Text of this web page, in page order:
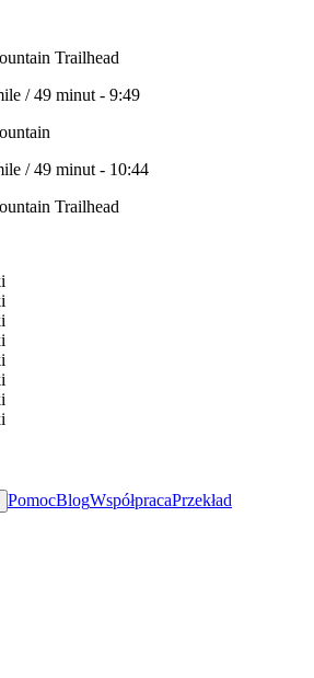
Trailhead
/49 minut - 9:49
/49 minut - 10:44
Trailhead
PomocBlogWspółpracaPrzekład